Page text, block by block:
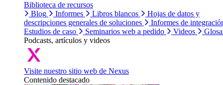
Biblioteca de recursos
Blog
Informes Libros blancos
Hojas de datos y
descripciones generales de soluciones
Informes de
Estudios de caso
Seminarios web a pedido Videos
Podcasts, artículos y videos
Visite nuestro sitio web de Nexus
Contenido destacado